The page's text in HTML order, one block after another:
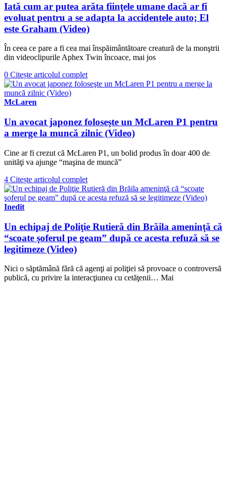
Iată cum ar putea arăta fiinţele umane dacă ar fi
evoluat pentru a se adapta la accidentele auto; El
este Graham (Video)
În ceea ce pare a fi cea mai înspăimântătoare creatură de la monştrii
din videoclipurile Aphex Twin încoace, mai jos
0 Citește articolul complet
McLaren
Un avocat japonez foloseşte un McLaren P1 pentru
a merge la muncă zilnic (Video)
Cine ar fi crezut că McLaren P1, un bolid produs în doar 400 de
unităţi va ajunge “maşina de muncă”
4 Citește articolul complet
Inedit
Un echipaj de Poliţie Rutieră din Brăila ameninţă că
“scoate şoferul pe geam” după ce acesta refuză să se
legitimeze (Video)
Nici o săptămână fără că agenţi ai poliţiei să provoace o controversă
publică, cu privire la interacţiunea cu cetăţenii… Mai